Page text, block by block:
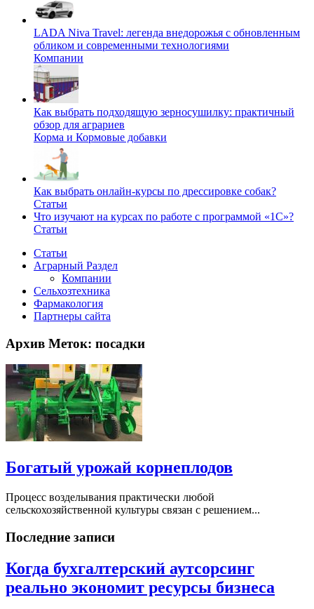
LADA Niva Travel: легенда внедорожья с обновленным
обликом и современными технологиями
Компании
Как выбрать подходящую зерносушилку: практичный
обзор для аграриев
Корма и Кормовые добавки
Как выбрать онлайн-курсы по дрессировке собак?
Статьи
Что изучают на курсах по работе с программой «1С»?
Статьи
Статьи
Аграрный Раздел
Компании
Сельхозтехника
Фармакология
Партнеры сайта
Архив Меток: посадки
Богатый урожай корнеплодов
Процесс возделывания практически любой
сельскохозяйственной культуры связан с решением...
Последние записи
Когда бухгалтерский аутсорсинг
реально экономит ресурсы бизнеса